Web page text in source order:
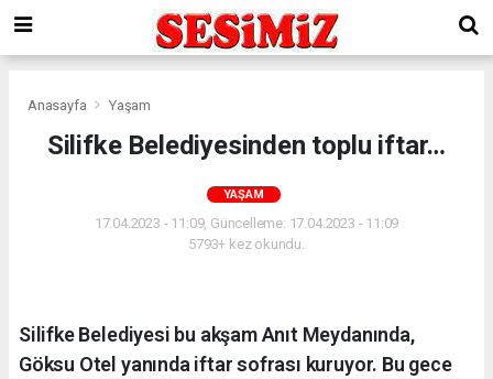
Anasayfa Yaşam
Silifke Belediyesinden toplu iftar…
YAŞAM
17.04.2023 - 11:09, Güncelleme: 17.04.2023 - 11:09
5793+ kez okundu.
Silifke Belediyesi bu akşam Anıt Meydanında,
Göksu Otel yanında iftar sofrası kuruyor. Bu gece